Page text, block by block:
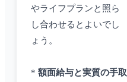
やライフプランと照ら
し合わせるとよいでし
ょう。
* 額面給与と実質の手取